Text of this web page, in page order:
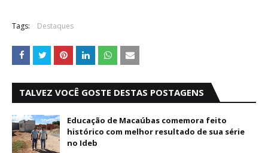
Tags: Destaques
TALVEZ VOCÊ GOSTE DESTAS POSTAGENS
Educação de Macaúbas comemora feito
histórico com melhor resultado de sua série
no Ideb